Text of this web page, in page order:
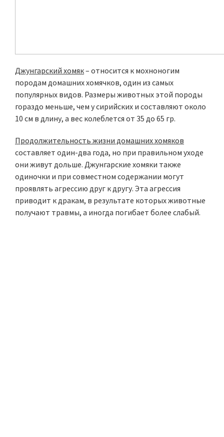
Джунгарский хомяк– относится к мохноногим
породам домашних хомячков, один из самых
популярных видов. Размеры животных этой породы
гораздо меньше, чем у сирийских и составляют около
10 см в длину, а вес колеблется от 35 до 65 гр.
Продолжительность жизни домашних хомяков
составляет один-два года, но при правильном уходе
они живут дольше. Джунгарские хомяки также
одиночки и при совместном содержании могут
проявлять агрессию друг к другу. Эта агрессия
приводит к дракам, в результате которых животные
получают травмы, а иногда погибает более слабый.